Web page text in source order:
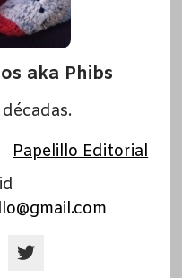
aka Phibs
Papelillo Editorial